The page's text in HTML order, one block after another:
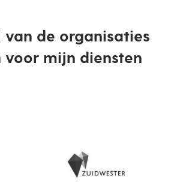
van de organisaties
voor mijn diensten